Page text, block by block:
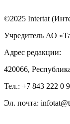
©2025 Intertat
Учредитель АО
Адрес редакции:
420066,
Тел.: +7 843 222 0
Эл. почта: